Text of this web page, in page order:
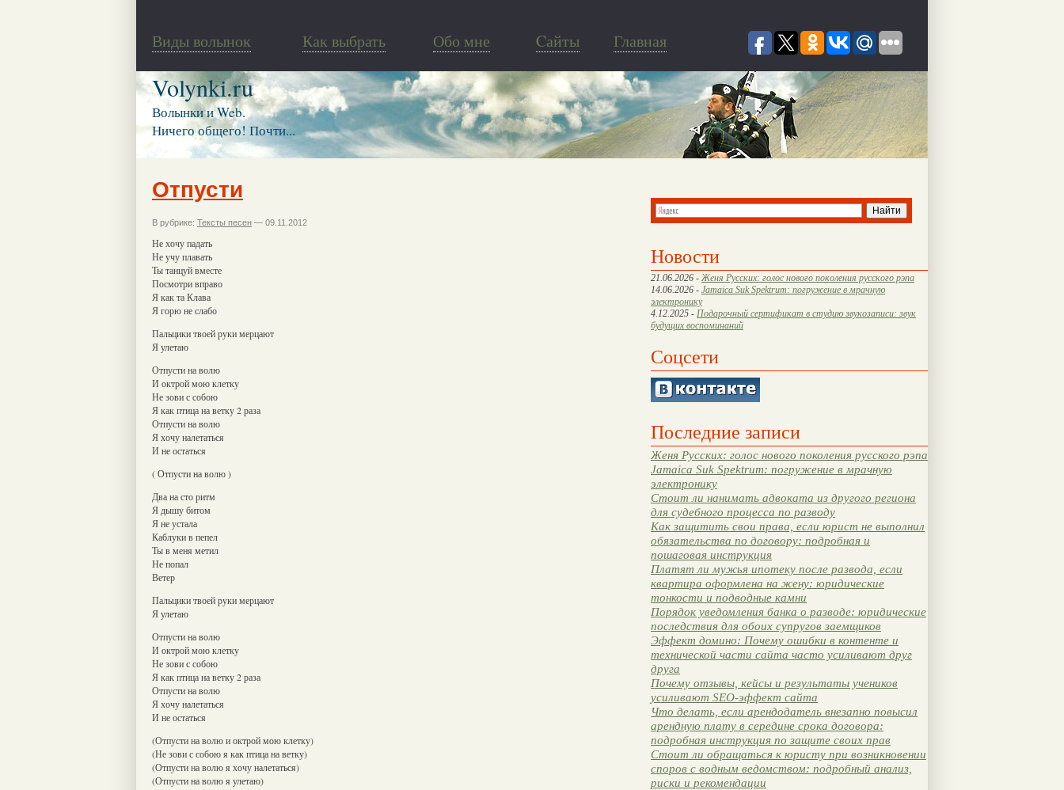
Виды волынок Как выбрать Обо мне Cайты Главная
Volynki.ru
Волынки и Web.
Ничего общего! Почти...
Новости
21.06.2026 - Женя Русских: голос нового поколения русского рэпа
14.06.2026 - Jamaica Suk Spektrum: погружение в мрачную
электронику
4.12.2025 - Подарочный сертификат в студию звукозаписи: звук
будущих воспоминаний
Соцсети
Последние записи
Женя Русских: голос нового поколения русского рэпа
Jamaica Suk Spektrum: погружение в мрачную
электронику
Стоит ли нанимать адвоката из другого региона
для судебного процесса по разводу
Как защитить свои права, если юрист не выполнил
обязательства по договору: подробная и
пошаговая инструкция
Платят ли мужья ипотеку после развода, если
квартира оформлена на жену: юридические
тонкости и подводные камни
Порядок уведомления банка о разводе: юридические
последствия для обоих супругов заемщиков
Эффект домино: Почему ошибки в контенте и
технической части сайта часто усиливают друг
друга
Почему отзывы, кейсы и результаты учеников
усиливают SEO-эффект сайта
Что делать, если арендодатель внезапно повысил
арендную плату в середине срока договора:
подробная инструкция по защите своих прав
Стоит ли обращаться к юристу при возникновении
споров с водным ведомством: подробный анализ,
риски и рекомендации
Отпусти
В рубрике: Тексты песен — 09.11.2012
Не хочу падать
Не учу плавать
Ты танцуй вместе
Посмотри вправо
Я как та Клава
Я горю не слабо
Пальцики твоей руки мерцают
Я улетаю
Отпусти на волю
И октрой мою клетку
Не зови с собою
Я как птица на ветку 2 раза
Отпусти на волю
Я хочу налетаться
И не остаться
( Отпусти на волю )
Два на сто ритм
Я дышу битом
Я не устала
Каблуки в пепел
Ты в меня метил
Не попал
Ветер
Пальцики твоей руки мерцают
Я улетаю
Отпусти на волю
И октрой мою клетку
Не зови с собою
Я как птица на ветку 2 раза
Отпусти на волю
Я хочу налетаться
И не остаться
(Отпусти на волю и октрой мою клетку)
(Не зови с собою я как птица на ветку)
(Отпусти на волю я хочу налетаться)
(Отпусти на волю я улетаю)